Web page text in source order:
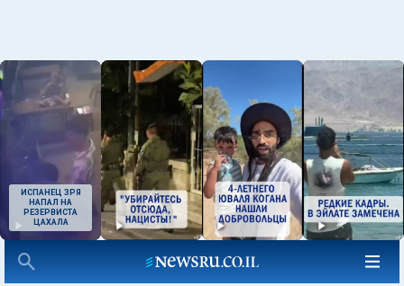
ИСПАНЕЦ ЗРЯ
НАПАЛ НА
РЕЗЕРВИСТА
ЦАХАЛА